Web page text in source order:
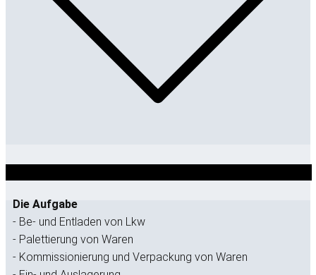
Die Aufgabe
- Be- und Entladen von Lkw
- Palettierung von Waren
- Kommissionierung und Verpackung von Waren